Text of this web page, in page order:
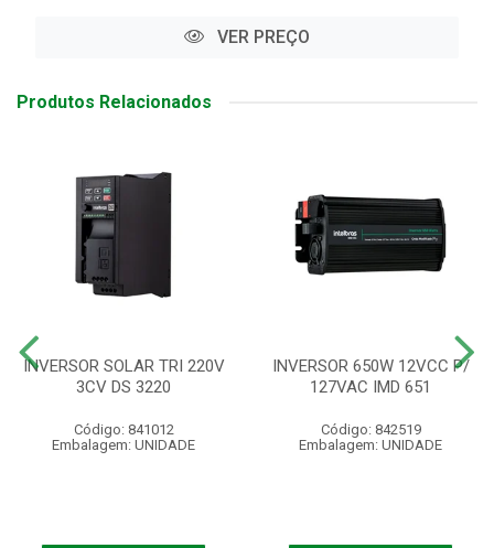
VER PREÇO
Produtos Relacionados
INVERSOR SOLAR TRI 220V
3CV DS 3220
Código: 841012
Embalagem: UNIDADE
INVERSOR 650W 12VCC P/
127VAC IMD 651
Código: 842519
Embalagem: UNIDADE